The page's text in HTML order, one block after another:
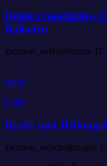
Heitere Geschichte,
Balladen
location_on Blaubeuren 11
today
Lokal
Kraft- und
location_onSchelklingen